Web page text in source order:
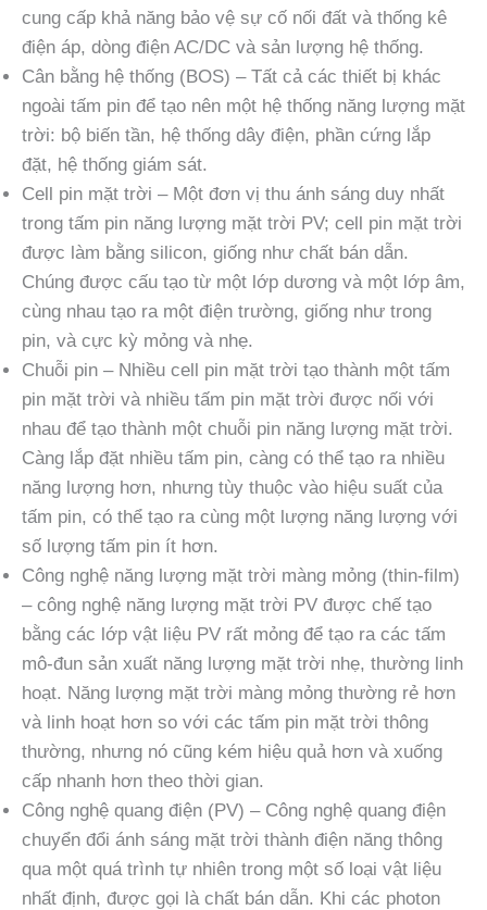
cung cấp khả năng bảo vệ sự cố nối đất và thống kê
điện áp, dòng điện AC/DC và sản lượng hệ thống.
Cân bằng hệ thống (BOS) – Tất cả các thiết bị khác
ngoài tấm pin để tạo nên một hệ thống năng lượng mặt
trời: bộ biến tần, hệ thống dây điện, phần cứng lắp
đặt, hệ thống giám sát.
Cell pin mặt trời – Một đơn vị thu ánh sáng duy nhất
trong tấm pin năng lượng mặt trời PV; cell pin mặt trời
được làm bằng silicon, giống như chất bán dẫn.
Chúng được cấu tạo từ một lớp dương và một lớp âm,
cùng nhau tạo ra một điện trường, giống như trong
pin, và cực kỳ mỏng và nhẹ.
Chuỗi pin – Nhiều cell pin mặt trời tạo thành một tấm
pin mặt trời và nhiều tấm pin mặt trời được nối với
nhau để tạo thành một chuỗi pin năng lượng mặt trời.
Càng lắp đặt nhiều tấm pin, càng có thể tạo ra nhiều
năng lượng hơn, nhưng tùy thuộc vào hiệu suất của
tấm pin, có thể tạo ra cùng một lượng năng lượng với
số lượng tấm pin ít hơn.
Công nghệ năng lượng mặt trời màng mỏng (thin-film)
– công nghệ năng lượng mặt trời PV được chế tạo
bằng các lớp vật liệu PV rất mỏng để tạo ra các tấm
mô-đun sản xuất năng lượng mặt trời nhẹ, thường linh
hoạt. Năng lượng mặt trời màng mỏng thường rẻ hơn
và linh hoạt hơn so với các tấm pin mặt trời thông
thường, nhưng nó cũng kém hiệu quả hơn và xuống
cấp nhanh hơn theo thời gian.
Công nghệ quang điện (PV) – Công nghệ quang điện
chuyển đổi ánh sáng mặt trời thành điện năng thông
qua một quá trình tự nhiên trong một số loại vật liệu
nhất định, được gọi là chất bán dẫn. Khi các photon